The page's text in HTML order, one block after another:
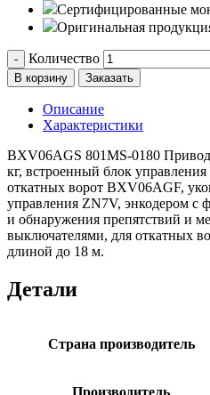
Сертифицированные
Оригинальная
- Количество
В корзину
Заказать
Описание
Характеристики
BXV06AGS 801MS-0180
кг, встроенный блок
откатных ворот BXV06AGF,
управления ZN7V, энкодером с
и обнаружения препятствий и
выключателями, для откатных
длиной до 18 м.
Детали
Страна производитель
Производитель